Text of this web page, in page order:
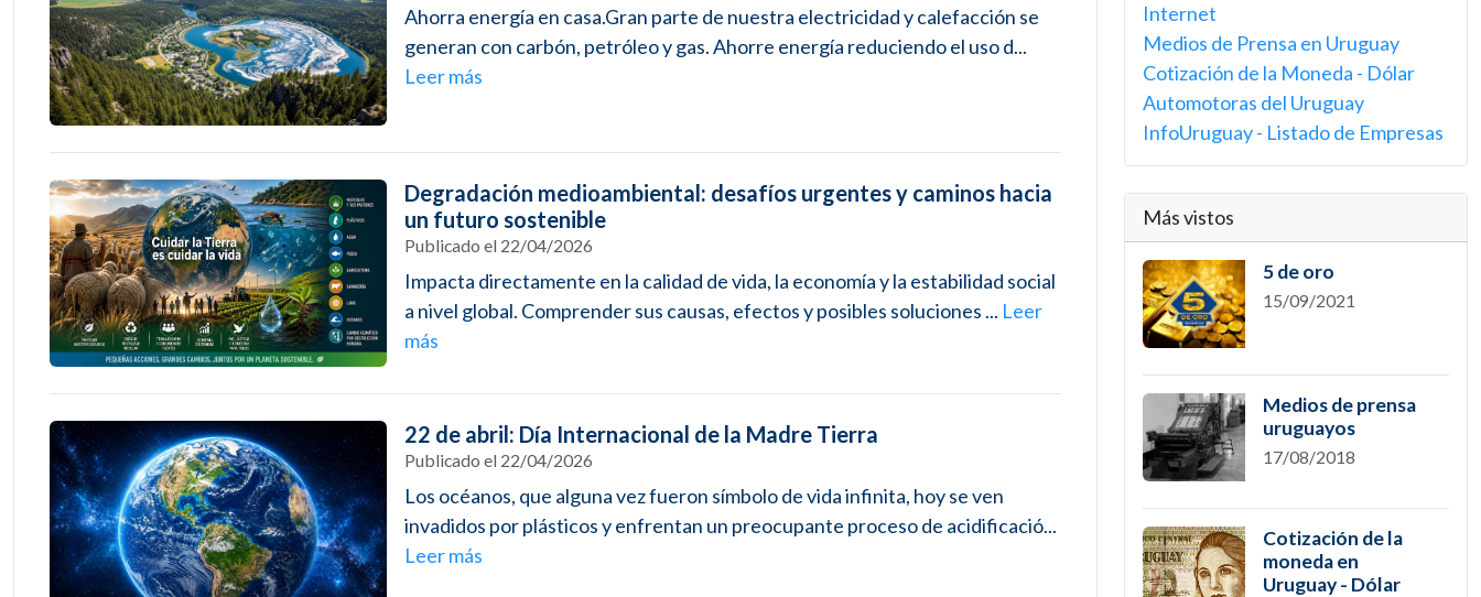
Ahorra energía en casa.Gran parte de nuestra electricidad y calefacción se
generan con carbón, petróleo y gas. Ahorre energía reduciendo el uso d...
Leer más
Degradación medioambiental: desafíos urgentes y caminos hacia
un futuro sostenible
Publicado el 22/04/2026
Impacta directamente en la calidad de vida, la economía y la estabilidad social
a nivel global. Comprender sus causas, efectos y posibles soluciones ... Leer
más
22 de abril: Día Internacional de la Madre Tierra
Publicado el 22/04/2026
Los océanos, que alguna vez fueron símbolo de vida infinita, hoy se ven
invadidos por plásticos y enfrentan un preocupante proceso de acidificació...
Leer más
Internet
Medios de Prensa en Uruguay
Cotización de la Moneda - Dólar
Automotoras del Uruguay
InfoUruguay - Listado de Empresas
Más vistos
5 de oro
15/09/2021
Medios de prensa
uruguayos
17/08/2018
Cotización de la
moneda en
Uruguay - Dólar